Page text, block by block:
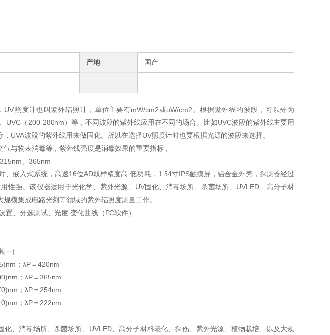
产地 国产
UV照度计也叫紫外辐照计，单位主要有mW/cm2或uW/cm2。根据紫外线的波段，可以分为
UVC（200-280nm）等，不同波段的紫外线应用在不同的场合。比如UVC波段的紫外线主要用
UVA波段的紫外线用来做固化。所以在选择UV照度计时也要根据光源的波段来选择。
与物表消毒等，紫外线强度是消毒效果的重要指标，
、365nm
、嵌入式系统，高速16位AD取样精度高 低功耗，1.54寸IPS触摸屏，铝合金外壳，探测器经过
性强。该仪器适用于光化学、紫外光源、UV固化、消毒场所、杀菌场所、UVLED、高分子材
模集成电路光刻等领域的紫外辐照度测量工作。
、分选测试、光度 变化曲线（PC软件）
一)
；λP＝420nm
；λP＝365nm
；λP＝254nm
；λP＝222nm
化、消毒场所、杀菌场所、UVLED、高分子材料老化、探伤、紫外光源、植物栽培、以及大规